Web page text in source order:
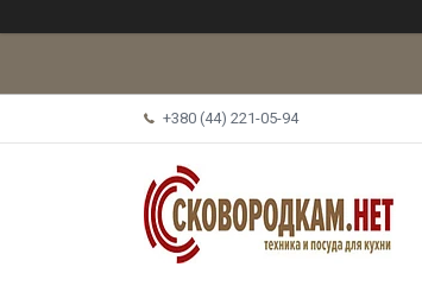
+380 (44) 221-05-94